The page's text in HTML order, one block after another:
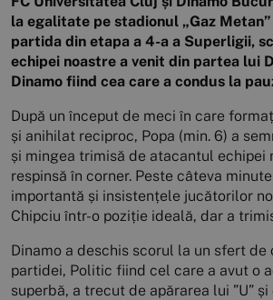
la egalitate pe stadionul „Gaz
partida din etapa a 4-a a Superligii,
echipei noastre a venit din partea lui
Dinamo fiind cea care a condus la
După un început de meci în care
și anihilat reciproc, Popa (min. 6) a
și mingea trimisă de atacantul echipei
respinsă în corner. Peste câteva
importantă și insistențele jucătorilor
Chipciu într-o poziție ideală, dar a
Dinamo a deschis scorul la un sfert de
partidei, Politic fiind cel care a avut o
superbă, a trecut de apărarea lui ”U”